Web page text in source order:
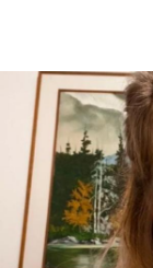
Daiana Marcela